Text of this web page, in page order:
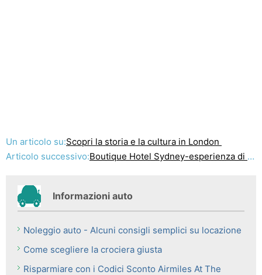
Un articolo su:Scopri la storia e la cultura in London
Articolo successivo:Boutique Hotel Sydney-esperienza di un puro ambiente di lusso
Informazioni auto
Noleggio auto - Alcuni consigli semplici su locazione
Come scegliere la crociera giusta
Risparmiare con i Codici Sconto Airmiles At The